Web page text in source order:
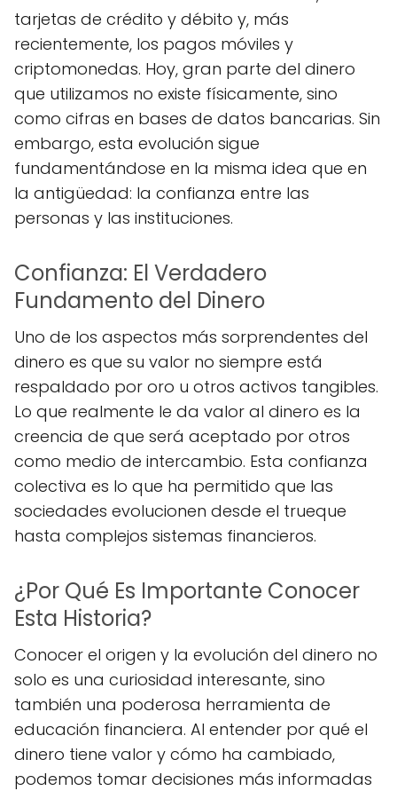
tarjetas de crédito y débito y, más
recientemente, los pagos móviles y
criptomonedas. Hoy, gran parte del dinero
que utilizamos no existe físicamente, sino
como cifras en bases de datos bancarias. Sin
embargo, esta evolución sigue
fundamentándose en la misma idea que en
la antigüedad: la confianza entre las
personas y las instituciones.
Confianza: El Verdadero
Fundamento del Dinero
Uno de los aspectos más sorprendentes del
dinero es que su valor no siempre está
respaldado por oro u otros activos tangibles.
Lo que realmente le da valor al dinero es la
creencia de que será aceptado por otros
como medio de intercambio. Esta confianza
colectiva es lo que ha permitido que las
sociedades evolucionen desde el trueque
hasta complejos sistemas financieros.
¿Por Qué Es Importante Conocer
Esta Historia?
Conocer el origen y la evolución del dinero no
solo es una curiosidad interesante, sino
también una poderosa herramienta de
educación financiera. Al entender por qué el
dinero tiene valor y cómo ha cambiado,
podemos tomar decisiones más informadas